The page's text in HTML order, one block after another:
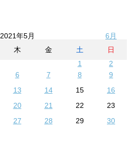
2021年5月
6月
木 金 土
日
1
2
6 7 8
9
13 14 15
16
20 21 22
23
27 28 29
30